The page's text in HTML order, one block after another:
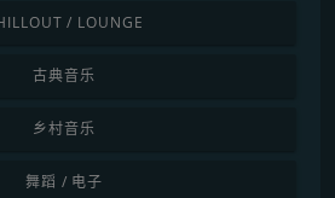
/ LOUNGE
古典音乐
乡村音乐
舞蹈 / 电子